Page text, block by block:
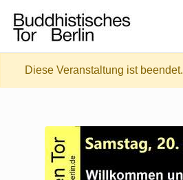
Diese Veranstaltung ist beendet.